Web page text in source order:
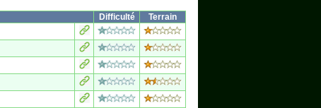
Difficulté
Terrain